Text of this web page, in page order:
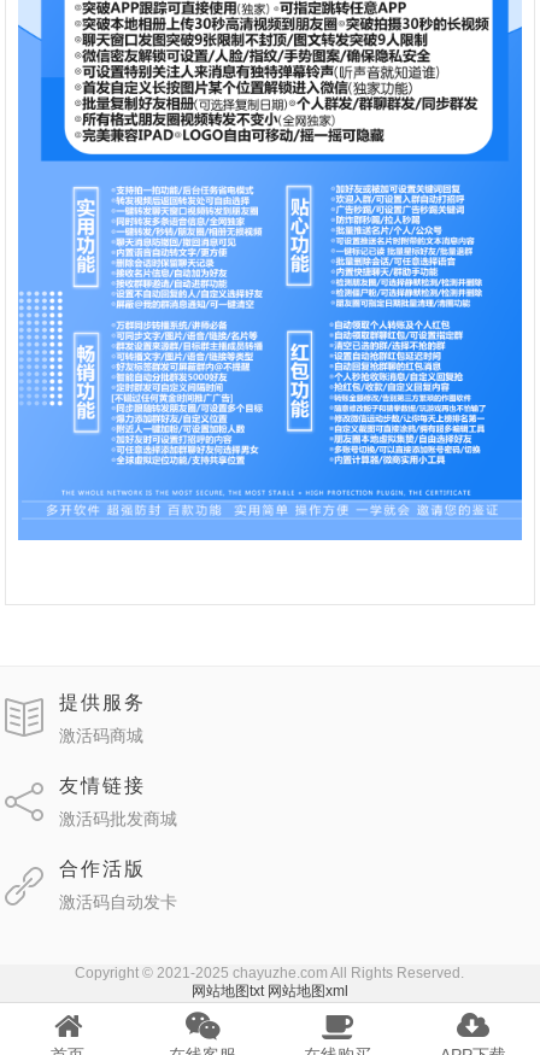
提供服务
激活码商城
友情链接
激活码批发商城
合作活版
激活码自动发卡
Copyright © 2021-2025 chayuzhe.com All Rights Reserved.
网站地图txt 网站地图xml